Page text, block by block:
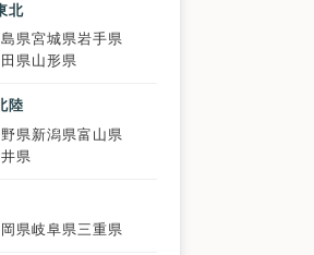
北
県宮城県岩手県
県山形県
陸
県新潟県富山県
県
県岐阜県三重県